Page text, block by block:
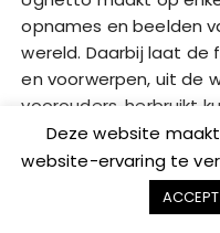
opnames en beelden
wereld. Daarbij laat de
en voorwerpen, uit de
voorouders, herbruikt
te vertellen in deze
gewaagde keuze
Ughetto pakt deze
Deze website
website-ervaring te